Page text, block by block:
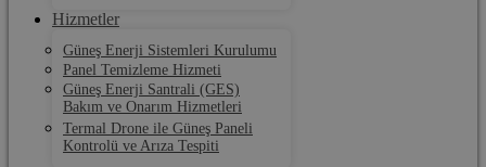
Hizmetler
Güneş Enerji Sistemleri Kurulumu
Panel Temizleme Hizmeti
Güneş Enerji Santrali (GES)
Bakım ve Onarım Hizmetleri
Termal Drone ile Güneş Paneli
Kontrolü ve Arıza Tespiti